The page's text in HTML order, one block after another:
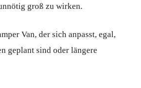
groß zu wirken.
Van, der sich anpasst, egal,
geplant sind oder längere